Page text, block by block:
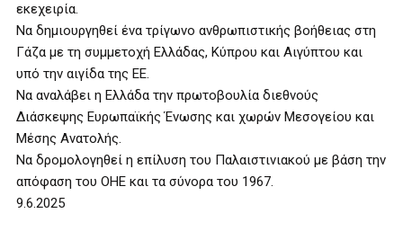
εκεχειρία.
Να δημιουργηθεί ένα τρίγωνο ανθρωπιστικής βοήθειας στη
Γάζα με τη συμμετοχή Ελλάδας, Κύπρου και Αιγύπτου και
υπό την αιγίδα της ΕΕ.
Να αναλάβει η Ελλάδα την πρωτοβουλία διεθνούς
Διάσκεψης Ευρωπαϊκής Ένωσης και χωρών Μεσογείου και
Μέσης Ανατολής.
Να δρομολογηθεί η επίλυση του Παλαιστινιακού με βάση την
απόφαση του ΟΗΕ και τα σύνορα του 1967.
9.6.2025